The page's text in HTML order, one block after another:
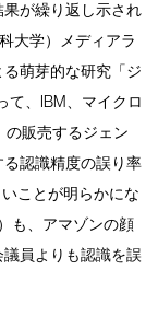
が繰り返し示され
大学）メディアラ
萌芽的な研究「ジ
て、IBM、マイクロ
の販売するジェン
認識精度の誤り率
ことが明らかにな
も、アマゾンの顔
員よりも認識を誤